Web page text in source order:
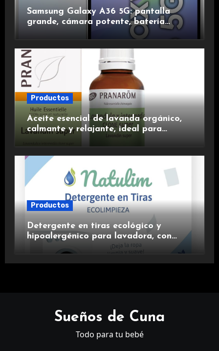
Samsung Galaxy A36 5G: pantalla
grande, cámara potente, batería
duradera y carga rápida para una
experiencia premium.
Productos
Aceite esencial de lavanda orgánico,
calmante y relajante, ideal para
Productos
Detergente en tiras ecológico y
hipoalergénico para lavadora, con
suavizante incluido y fragancia de
lavanda.
Sueños de Cuna
Todo para tu bebé